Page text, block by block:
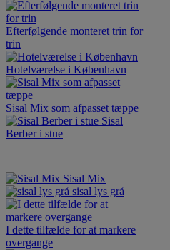
Efterfølgende monteret trin for
trin
Hotelværelse i København
Sisal Mix som afpasset tæppe
Sisal
Berber i stue
Sisal Mix
sisal lys grå
I dette tilfælde for at markere
overgange